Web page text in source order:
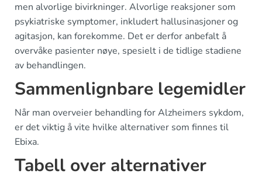
men alvorlige bivirkninger. Alvorlige reaksjoner som
psykiatriske symptomer, inkludert hallusinasjoner og
agitasjon, kan forekomme. Det er derfor anbefalt å
overvåke pasienter nøye, spesielt i de tidlige stadiene
av behandlingen.
Sammenlignbare legemidler
Når man overveier behandling for Alzheimers sykdom,
er det viktig å vite hvilke alternativer som finnes til
Ebixa.
Tabell over alternativer